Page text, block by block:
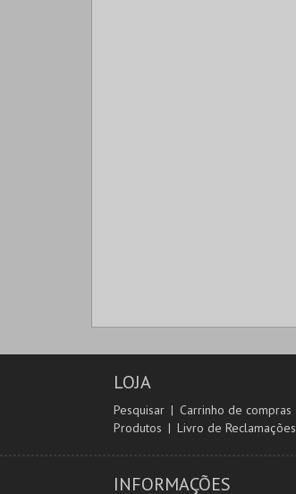
LOJA
Pesquisar Carrinho de compras
Produtos
Livro de Reclamações
INFORMAÇÕES